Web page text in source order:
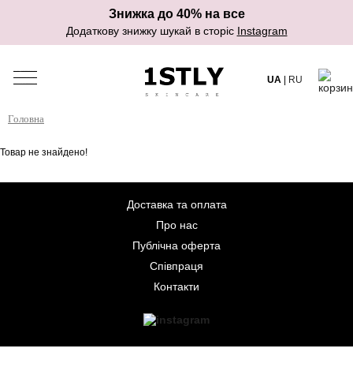
Знижка до 40% на все
Додаткову знижку шукай в сторіс Instagram
UA RU
Головна
Товар не знайдено!
Доставка та оплата
Про нас
Публічна оферта
Співпраця
Контакти